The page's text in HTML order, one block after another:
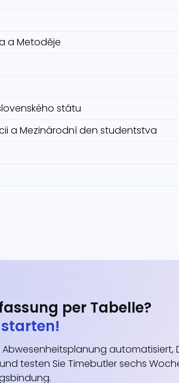
a Metoděje
státu
a Mezinárodní den studentstva
per Tabelle?
testen Sie Timebutler sechs